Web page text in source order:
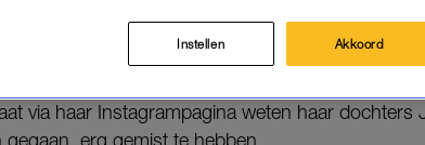
ze te popelen om volgende week weer
via haar Instagrampagina weten haar dochters
gegaan, erg gemist te hebben.
Instellen Akkoord